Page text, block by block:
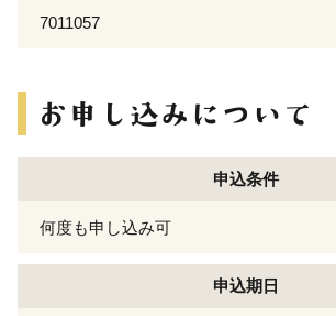
7011057
申込条件
何度も申し込み可
申込期日